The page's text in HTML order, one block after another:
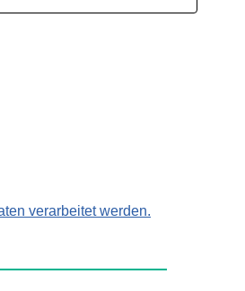
verarbeitet werden.